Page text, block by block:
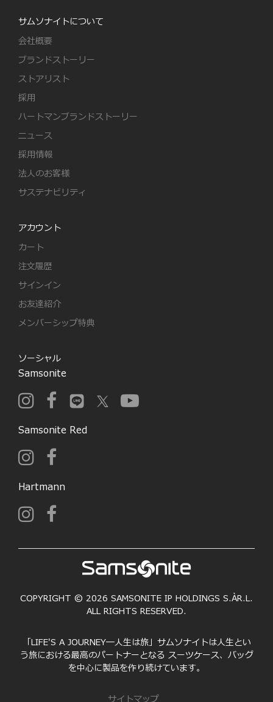
サムソナイトについて
会社概要
ブランドストーリー
ストアリスト
採用
ハートマンブランドストーリー
ニュース
採用情報
法人のお客様
サステナビリティ
アカウント
カート
注文履歴
サインイン
お友達紹介
メンバーシップ特典
ソーシャル
Samsonite
Samsonite Red
Hartmann
COPYRIGHT © 2026 SAMSONITE IP HOLDINGS S.ÀR.L.
ALL RIGHTS RESERVED.
「LIFE'S A JOURNEY―人生は旅」サムソナイトは人生とい
う旅における最高のパートナーとなる スーツケース、バッグ
を中心に製品を作り続けています。
サイトマップ